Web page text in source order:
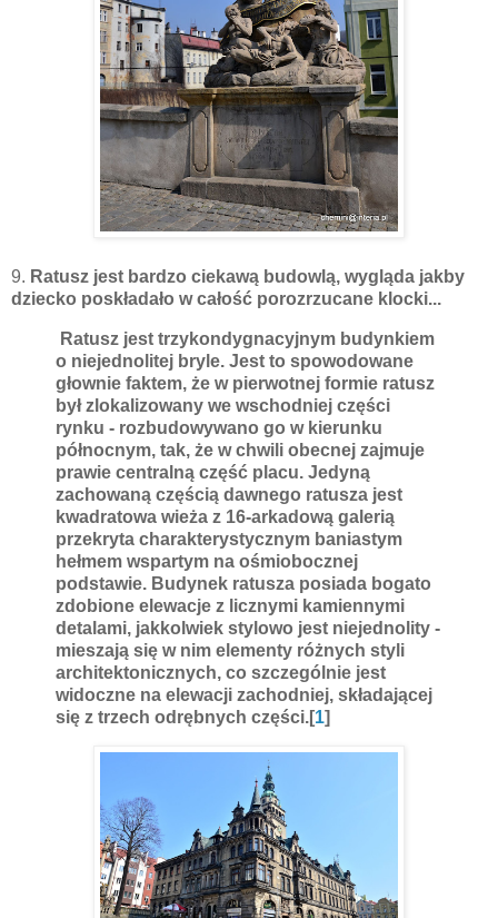
9. Ratusz jest bardzo ciekawą budowlą, wygląda jakby
dziecko poskładało w całość porozrzucane klocki...
Ratusz jest trzykondygnacyjnym budynkiem
o niejednolitej bryle. Jest to spowodowane
głownie faktem, że w pierwotnej formie ratusz
był zlokalizowany we wschodniej części
rynku - rozbudowywano go w kierunku
północnym, tak, że w chwili obecnej zajmuje
prawie centralną część placu. Jedyną
zachowaną częścią dawnego ratusza jest
kwadratowa wieża z 16-arkadową galerią
przekryta charakterystycznym baniastym
hełmem wspartym na ośmiobocznej
podstawie. Budynek ratusza posiada bogato
zdobione elewacje z licznymi kamiennymi
detalami, jakkolwiek stylowo jest niejednolity -
mieszają się w nim elementy różnych styli
architektonicznych, co szczególnie jest
widoczne na elewacji zachodniej, składającej
się z trzech odrębnych części.[1]